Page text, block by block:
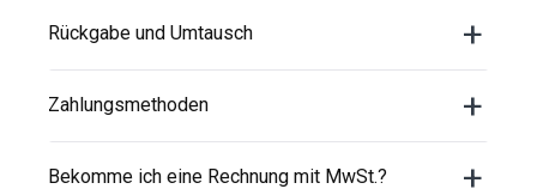
Rückgabe und Umtausch
Zahlungsmethoden
Bekomme ich eine Rechnung mit MwSt.?